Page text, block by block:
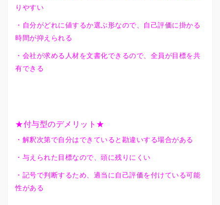
りやすい
・自分がどれに値するか選ぶ形なので、自己評価に掛かる
時間が抑えられる
・会社が求める人材を文書化できるので、全員が目標を共
有できる
★付与型のデメリット★
・解釈次第で自分はできていると勘違いする場合がある
・与えられた目標なので、頭に残りにくい
・記号で判断するため、適当に自己評価を付けている可能
性がある